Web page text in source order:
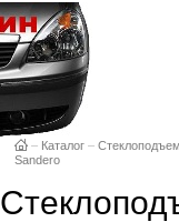
– Каталог –
Sandero